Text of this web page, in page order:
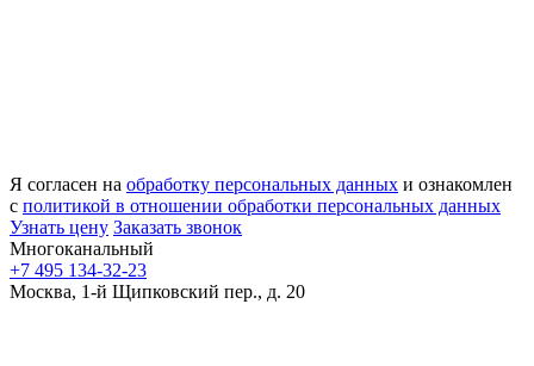
Я согласен на обработку персональных данных и ознакомлен
с политикой в отношении обработки персональных данных
Узнать цену Заказать звонок
Многоканальный
+7 495 134-32-23
Москва, 1-й Щипковский пер., д. 20